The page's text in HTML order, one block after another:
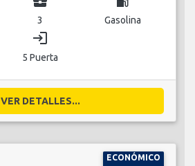
3 Gasolina
login
5 Puerta
VER DETALLES...
ECONÓMICO